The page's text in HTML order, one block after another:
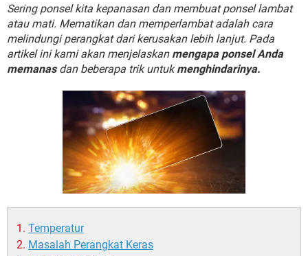
Reset Akun Facebook yang di-Hack
Front Office dan Back Office OOP - Data Enkapsulasi
Jenis-jenis Network atau Jaringan
Sering ponsel kita kepanasan dan membuat ponsel lambat
atau mati. Mematikan dan memperlambat adalah cara
melindungi perangkat dari kerusakan lebih lanjut. Pada
artikel ini kami akan menjelaskan mengapa ponsel Anda
memanasdan beberapa trik untukmenghindarinya.
Temperatur
Masalah Perangkat Keras